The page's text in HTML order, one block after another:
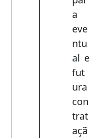
a
eve
ntu
al e
fut
ura
con
trat
açã